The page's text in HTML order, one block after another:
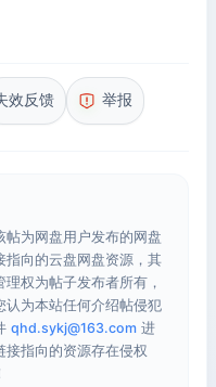
效反馈 举报
为网盘用户发布的网盘
指向的云盘网盘资源，其
权为帖子发布者所有，
认为本站任何介绍帖侵犯
qhd.sykj@163.com 进
接指向的资源存在侵权